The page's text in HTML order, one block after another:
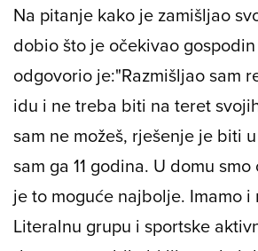
Na pitanje kako je zamišljao
dobio što je očekivao gospodin
odgovorio je:"Razmišljao sam
idu i ne treba biti na teret
sam ne možeš, rješenje je biti
sam ga 11 godina. U domu
je to moguće najbolje. Imamo
Literalnu grupu i sportske